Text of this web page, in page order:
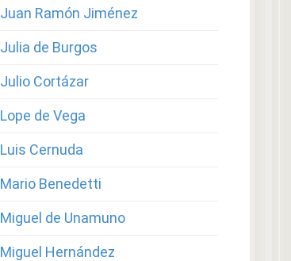
Juan Ramón Jiménez
Julia de Burgos
Julio Cortázar
Lope de Vega
Luis Cernuda
Mario Benedetti
Miguel de Unamuno
Miguel Hernández